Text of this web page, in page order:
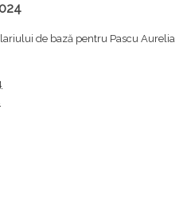
de bază pentru Pascu Aurelia